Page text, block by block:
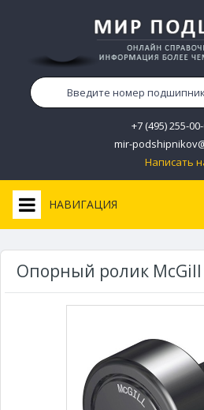
+7 (495) 255-
mir-
Написать
НАВИГАЦИЯ
Опорный ролик McGill